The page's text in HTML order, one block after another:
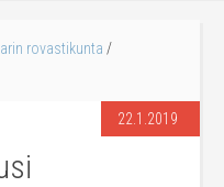
rovastikunta /
22.1.2019